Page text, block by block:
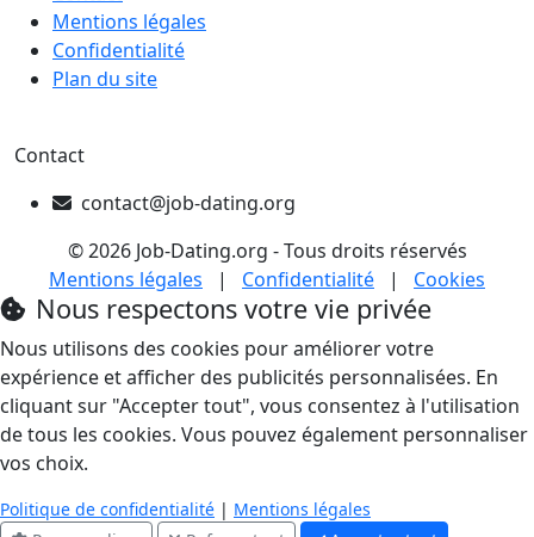
Mentions légales
Confidentialité
Plan du site
Contact
contact@job-dating.org
© 2026 Job-Dating.org - Tous droits réservés
Mentions légales
| Confidentialité | Cookies
Nous respectons votre vie privée
Nous utilisons des cookies pour améliorer votre
expérience et afficher des publicités personnalisées. En
cliquant sur "Accepter tout", vous consentez à l'utilisation
de tous les cookies. Vous pouvez également personnaliser
vos choix.
Politique de confidentialité | Mentions légales